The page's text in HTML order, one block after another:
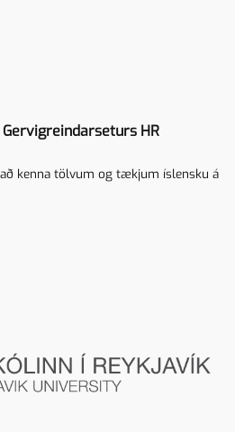
HR
kenna tölvum og tækjum íslensku á